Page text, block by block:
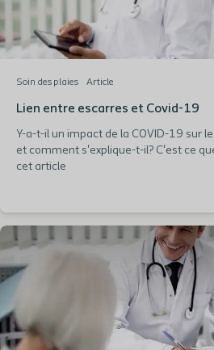
Soin des plaies Article
Lien entre escarres et Covid-19
Y-a-t-il un impact de la COVID-19 sur
et comment s'explique-t-il? C'est ce
cet article